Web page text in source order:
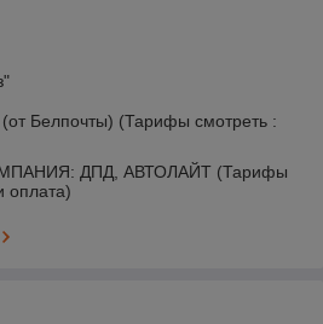
Белпочты) (Тарифы смотреть :
ДПД, АВТОЛАЙТ (Тарифы
оплата)